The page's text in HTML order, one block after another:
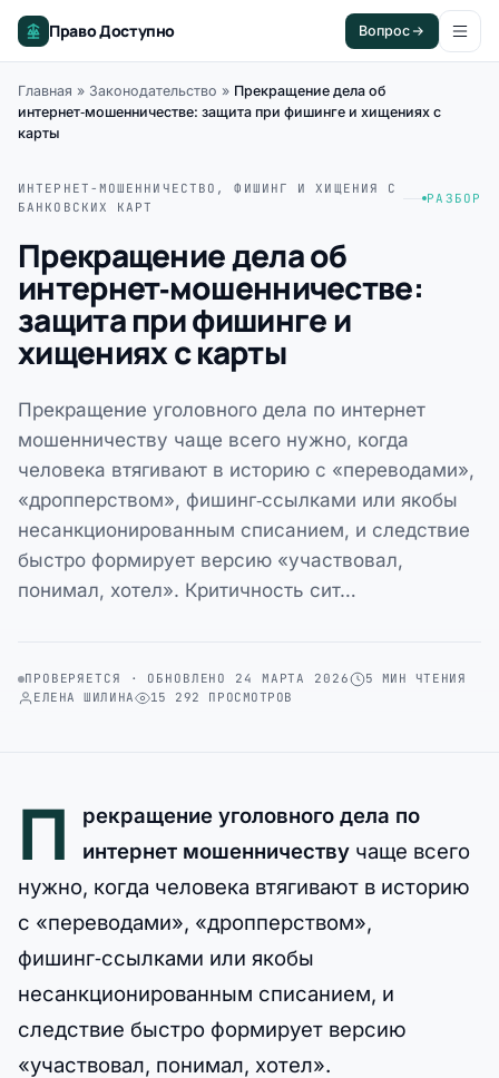
Право Доступно Вопрос
Главная » Законодательство » Прекращение дела об
интернет‑мошенничестве: защита при фишинге и хищениях с
карты
ИНТЕРНЕТ-МОШЕННИЧЕСТВО, ФИШИНГ И ХИЩЕНИЯ С
БАНКОВСКИХ КАРТ
РАЗБОР
Прекращение дела об
интернет‑мошенничестве:
защита при фишинге и
хищениях с карты
Прекращение уголовного дела по интернет
мошенничеству чаще всего нужно, когда
человека втягивают в историю с «переводами»,
«дропперством», фишинг‑ссылками или якобы
несанкционированным списанием, и следствие
быстро формирует версию «участвовал,
понимал, хотел». Критичность сит…
ПРОВЕРЯЕТСЯ · ОБНОВЛЕНО 24 МАРТА 2026
5 МИН ЧТЕНИЯ
ЕЛЕНА ШИЛИНА
15 292 ПРОСМОТРОВ
П
рекращение уголовного дела по
интернет мошенничеству чаще всего
нужно, когда человека втягивают в историю
с «переводами», «дропперством»,
фишинг‑ссылками или якобы
несанкционированным списанием, и
следствие быстро формирует версию
«участвовал, понимал, хотел».